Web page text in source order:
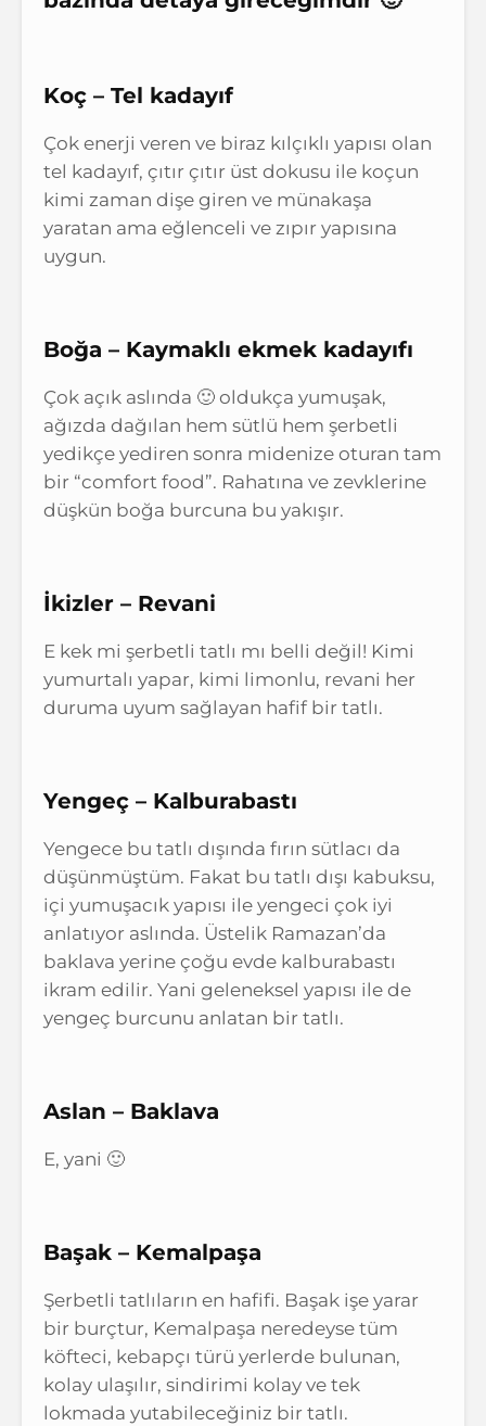
Koç – Tel kadayıf
Çok enerji veren ve biraz kılçıklı yapısı olan
tel kadayıf, çıtır çıtır üst dokusu ile koçun
kimi zaman dişe giren ve münakaşa
yaratan ama eğlenceli ve zıpır yapısına
uygun.
Boğa – Kaymaklı ekmek kadayıfı
Çok açık aslında 🙂 oldukça yumuşak,
ağızda dağılan hem sütlü hem şerbetli
yedikçe yediren sonra midenize oturan tam
bir “comfort food”. Rahatına ve zevklerine
düşkün boğa burcuna bu yakışır.
İkizler – Revani
E kek mi şerbetli tatlı mı belli değil! Kimi
yumurtalı yapar, kimi limonlu, revani her
duruma uyum sağlayan hafif bir tatlı.
Yengeç – Kalburabastı
Yengece bu tatlı dışında fırın sütlacı da
düşünmüştüm. Fakat bu tatlı dışı kabuksu,
içi yumuşacık yapısı ile yengeci çok iyi
anlatıyor aslında. Üstelik Ramazan’da
baklava yerine çoğu evde kalburabastı
ikram edilir. Yani geleneksel yapısı ile de
yengeç burcunu anlatan bir tatlı.
Aslan – Baklava
E, yani 🙂
Başak – Kemalpaşa
Şerbetli tatlıların en hafifi. Başak işe yarar
bir burçtur, Kemalpaşa neredeyse tüm
köfteci, kebapçı türü yerlerde bulunan,
kolay ulaşılır, sindirimi kolay ve tek
lokmada yutabileceğiniz bir tatlı.